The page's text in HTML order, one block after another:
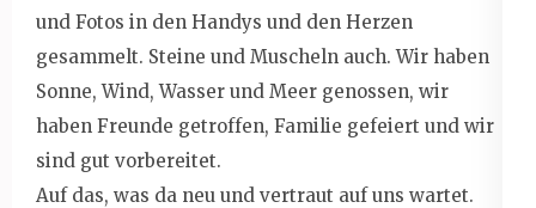
und Fotos in den Handys und den Herzen
gesammelt. Steine und Muscheln auch. Wir haben
Sonne, Wind, Wasser und Meer genossen, wir
haben Freunde getroffen, Familie gefeiert und wir
sind gut vorbereitet.
Auf das, was da neu und vertraut auf uns wartet.